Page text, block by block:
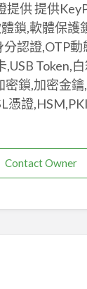
提供 提供
鎖,軟體保護
認證,OTP動
,USB Token,
密鎖,加密金
憑證
Contact Owner